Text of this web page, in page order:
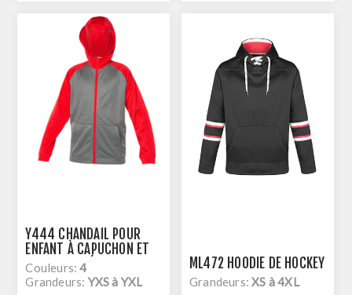
Y444 CHANDAIL POUR
ENFANT À CAPUCHON ET
FERMETURE ÉCLAIRE
Couleurs:4
Grandeurs: YXS à YXL
ML472 HOODIE DE HOCKEY
Grandeurs:XS à 4XL